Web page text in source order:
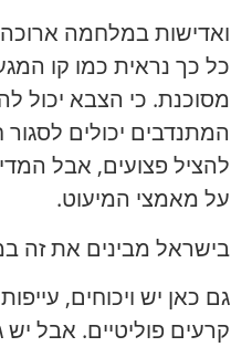
ואדישות במלחמה
כל כך נראית כמו קו
מסוכנת. כי הצבא יכול
המתנדבים יכולים לסגור
להציל פצועים, אבל
על מאמצי המיעוט.
בישראל מבינים את זה
גם כאן יש ויכוחים,
קרעים פוליטיים. אבל